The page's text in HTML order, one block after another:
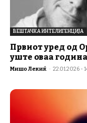
ВЕШТАЧКА ИНТЕЛИГЕНЦИЈА
Првиот уред од
уште оваа година
Мишо Лекиќ - 22.01.2026 -